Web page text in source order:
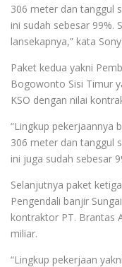
306 meter dan tanggul
ini sudah sebesar 99%.
lansekapnya,” kata
Paket kedua yakni
Bogowonto Sisi Timur
KSO dengan nilai
“Lingkup pekerjaannya
306 meter dan tanggul
ini juga sudah sebesar
Selanjutnya paket
Pengendali banjir
kontraktor PT. Brantas
miliar.
“Lingkup pekerjaan